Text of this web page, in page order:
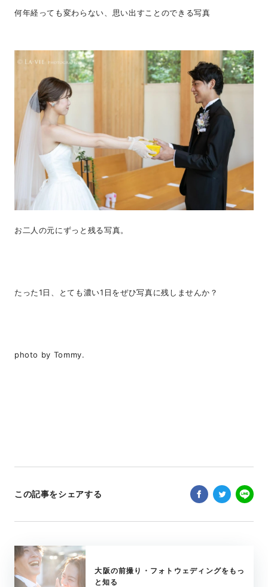
何年経っても変わらない、思い出すことのできる写真
お二人の元にずっと残る写真。
たった1日、とても濃い1日をぜひ写真に残しませんか？
photo by Tommy.
この記事をシェアする
大阪の前撮り・フォトウェディングをもっ
と知る